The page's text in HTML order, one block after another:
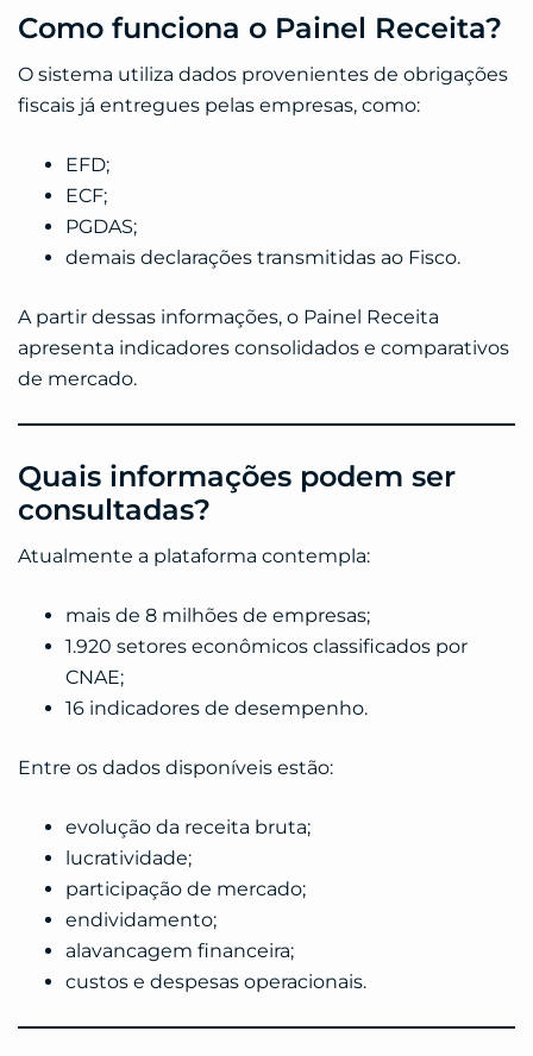
Como funciona o Painel Receita?
O sistema utiliza dados provenientes de obrigações
fiscais já entregues pelas empresas, como:
EFD;
ECF;
PGDAS;
demais declarações transmitidas ao Fisco.
A partir dessas informações, o Painel Receita
apresenta indicadores consolidados e comparativos
de mercado.
Quais informações podem ser
consultadas?
Atualmente a plataforma contempla:
mais de 8 milhões de empresas;
1.920 setores econômicos classificados por
CNAE;
16 indicadores de desempenho.
Entre os dados disponíveis estão:
evolução da receita bruta;
lucratividade;
participação de mercado;
endividamento;
alavancagem financeira;
custos e despesas operacionais.